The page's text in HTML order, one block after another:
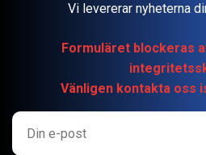
Vi levererar nyheterna
Formuläret blockeras
Vänligen kontakta oss